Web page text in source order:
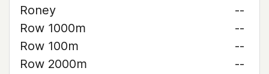
Roney
--
Row 1000m
--
Row 100m
--
Row 2000m
--